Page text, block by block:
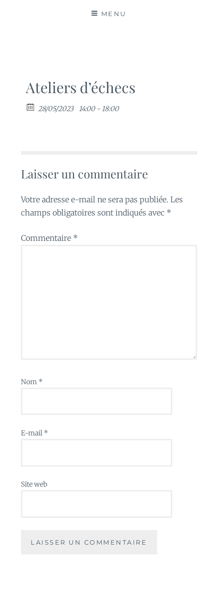
MENU
Ateliers d’échecs
28/05/2023 14:00 - 18:00
Laisser un commentaire
Votre adresse e-mail ne sera pas publiée. Les
champs obligatoires sont indiqués avec *
Commentaire *
Nom *
E-mail *
Site web